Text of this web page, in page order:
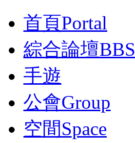
首頁Portal
綜合論壇BBS
手遊
公會Group
空間Space